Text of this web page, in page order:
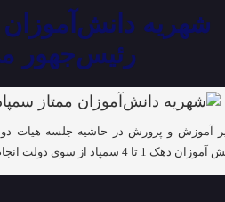
شهریه دانش‌آموزان
رئیس‌جهور
آموزش و پرورش در حاشیه جلسه هیات
دهک 1 تا 4 سمپاد از سوی دولت انجام می شود.